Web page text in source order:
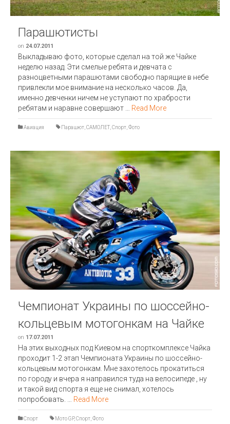
Парашютисты
on 24.07.2011
Выкладываю фото, которые сделал на той же Чайке
неделю назад. Эти смелые ребята и девчата с
разноцветными парашютами свободно парящие в небе
привлекли мое внимание на несколько часов. Да,
именно девченки ничем не уступают по храбрости
ребятам и наравне совершают … Read More
Авиация Парашют САМОЛЕТ Спорт Фото
Чемпионат Украины по шоссейно-
кольцевым мотогонкам на Чайке
on 17.07.2011
На этих выходных под Киевом на спорткомплексе Чайка
проходит 1-2 этап Чемпионата Украины по шоссейно-
кольцевым мотогонкам. Мне захотелось прокатиться
по городу и вчера я направился туда на велосипеде , ну
и такой вид спорта я еще не снимал, хотелось
попробовать. … Read More
Спорт Мото GP,Спорт Фото